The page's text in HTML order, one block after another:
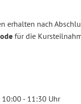
erhalten nach
für die
- 11:30 Uhr